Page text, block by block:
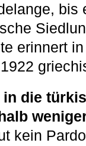
bis
erinnert
in die
kein